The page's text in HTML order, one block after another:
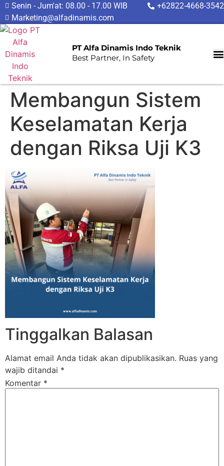
Senin - Jum'at: 08.00 - 17.00 WIB
+62822-4668-3542
Marketing@alfadinamis.com
PT Alfa Dinamis Indo Teknik
Best Partner, In Safety
Membangun Sistem
Keselamatan Kerja
dengan Riksa Uji K3
Tinggalkan Balasan
Alamat email Anda tidak akan dipublikasikan. Ruas yang
wajib ditandai *
Komentar *